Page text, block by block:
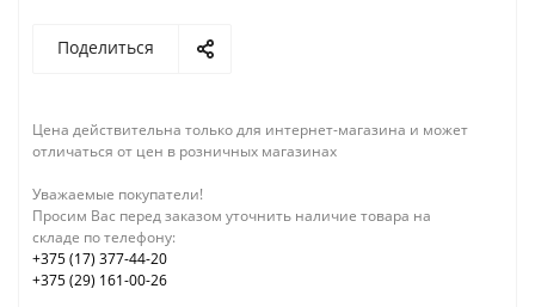
Поделиться
Цена действительна только для интернет-магазина и может
отличаться от цен в розничных магазинах
Уважаемые покупатели!
Просим Вас перед заказом уточнить наличие товара на
складе по телефону:
+375 (17) 377-44-20
+375 (29) 161-00-26